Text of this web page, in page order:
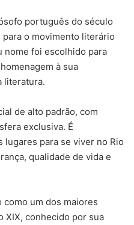
português do século
o movimento literário
nome foi escolhido para
à sua
literatura.
de alto padrão, com
exclusiva. É
para se viver no Rio
qualidade de vida e
como um dos maiores
XIX, conhecido por sua